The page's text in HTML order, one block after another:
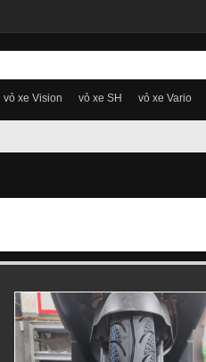
vỏ xe Vision vỏ xe SH vỏ xe Vario